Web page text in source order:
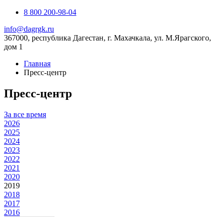
8 800 200-98-04
info@dagrgk.ru
367000, республика Дагестан, г. Махачкала, ул. М.Ярагского,
дом 1
Главная
Пресс-центр
Пресс-центр
За все время
2026
2025
2024
2023
2022
2021
2020
2019
2018
2017
2016